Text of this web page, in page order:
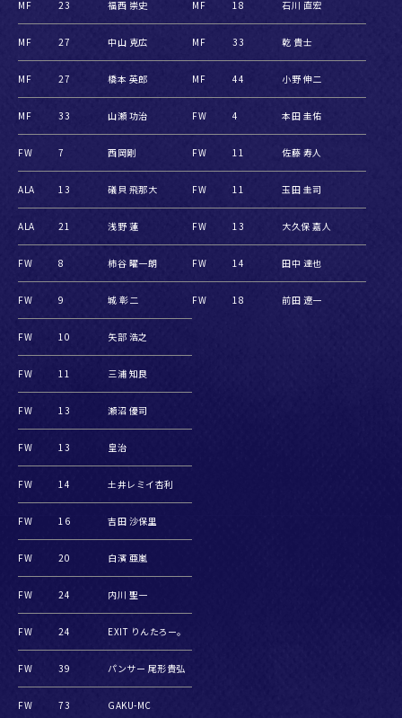
MF 23 福西 崇史
MF 27 中山 克広
MF 27 橋本 英郎
MF 33 山瀬 功治
FW 7 西岡剛
ALA 13 礒貝 飛那大
ALA 21 浅野 蓮
FW 8 柿谷 曜一朗
FW 9 城 彰二
FW 10 矢部 浩之
FW 11 三浦 知良
FW 13 瀬沼 優司
FW 13 皇治
FW 14 土井レミイ杏利
FW 16 吉田 沙保里
FW 20 白濱 亜嵐
FW 24 内川 聖一
FW 24 EXIT りんたろー。
FW 39 パンサー 尾形貴弘
FW 73 GAKU-MC
MF 18 石川 直宏
MF 33 乾 貴士
MF 44 小野 伸二
FW 4 本田 圭佑
FW 11 佐藤 寿人
FW 11 玉田 圭司
FW 13 大久保 嘉人
FW 14 田中 達也
FW 18 前田 遼一